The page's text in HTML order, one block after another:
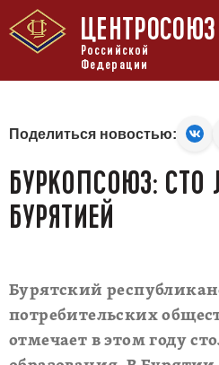
ЦЕНТРОСОЮЗ
Российской
Федерации
Поделиться новостью:
БУРКОПСОЮЗ: СТО
БУРЯТИЕЙ
Бурятский
потребительских
отмечает в этом году